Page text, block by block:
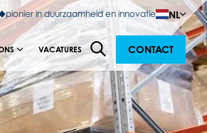
pionier in duurzaamheid en innovatie NL
VACATURES CONTACT